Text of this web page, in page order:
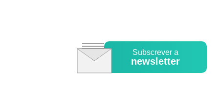
Subscrever a
newsletter